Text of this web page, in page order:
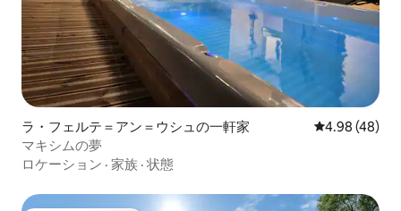
ラ・フェルテ＝アン＝ウシュの一軒家 レビュー48
4.98 (48)
マキシムの夢
ロケーション · 家族 · 状態